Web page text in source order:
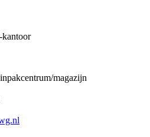
magazijn